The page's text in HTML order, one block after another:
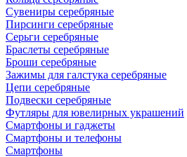
Сувениры серебряные
Пирсинги серебряные
Серьги серебряные
Браслеты серебряные
Броши серебряные
Зажимы для галстука серебряные
Цепи серебряные
Подвески серебряные
Футляры для ювелирных украшений
Смартфоны и гаджеты
Смартфоны и телефоны
Смартфоны